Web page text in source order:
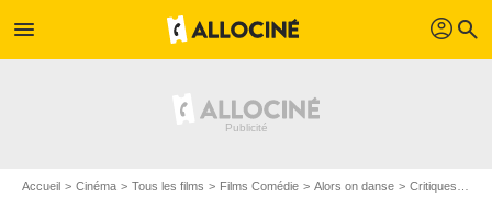
menu profil search
Accueil Cinéma Tous les films Films Comédie Alors on danse Critiques Alors on danse